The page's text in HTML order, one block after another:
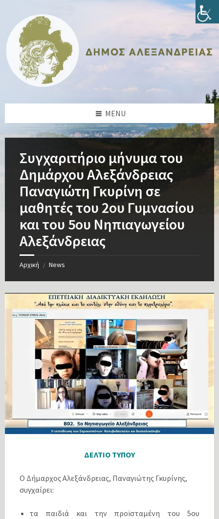
content
sidebar
sidebar
footer
MENU
Συγχαριτήριο μήνυμα του
Δημάρχου Αλεξάνδρειας
Παναγιώτη Γκυρίνη σε
μαθητές του 2ου Γυμνασίου
και του 5ου Νηπιαγωγείου
Αλεξάνδρειας
Αρχική / News
ΔΕΛΤΙΟ ΤΥΠΟΥ
Ο Δήμαρχος Αλεξάνδρειας, Παναγιώτης Γκυρίνης,
συγχαίρει:
τα παιδιά και την προϊσταμένη του 5ου